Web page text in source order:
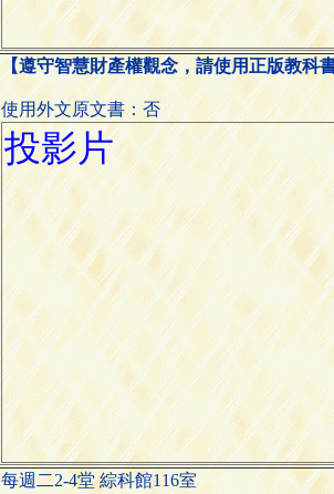
【遵守智慧財產權觀念，請使用正版教科
使用外文原文書：否
每週二2-4堂 綜科館116室